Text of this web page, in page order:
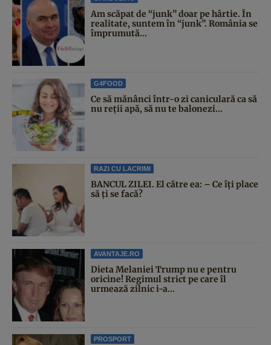
Am scăpat de “junk” doar pe hârtie. În
realitate, suntem în “junk”. România se
împrumută...
G4FOOD
Ce să mănânci într-o zi caniculară ca să
nu reții apă, să nu te balonezi...
RAZI CU LACRIMI
BANCUL ZILEI. El către ea: – Ce îți place
să ți se facă?
AVANTAJE.RO
Dieta Melaniei Trump nu e pentru
oricine! Regimul strict pe care îl
urmează zilnic i-a...
PROSPORT